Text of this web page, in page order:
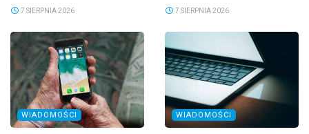
7 SIERPNIA 2026 7 SIERPNIA 2026
WIADOMOŚCI WIADOMOŚCI